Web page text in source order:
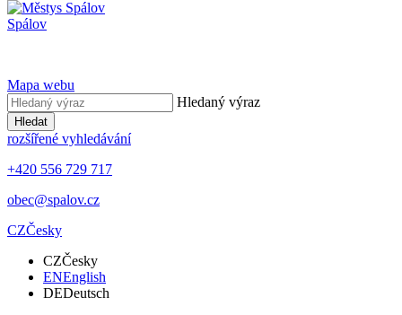
Spálov
Mapa webu
Hledaný výraz
Hledat
rozšířené vyhledávání
+420 556 729 717
obec@spalov.cz
CZČesky
CZČesky
ENEnglish
DEDeutsch